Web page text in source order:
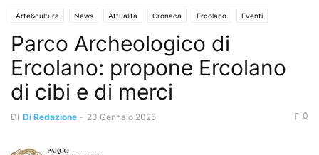
Arte&cultura News Attualità Cronaca Ercolano Eventi
Info Utili News Regione
Parco Archeologico di
Ercolano: propone Ercolano
di cibi e di merci
Di Di Redazione - 23 Gennaio 2025 0